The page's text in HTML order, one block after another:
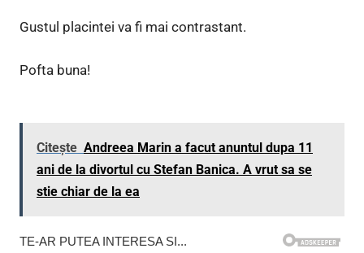
Gustul placintei va fi mai contrastant.
Pofta buna!
Citește Andreea Marin a facut anuntul dupa 11
ani de la divortul cu Stefan Banica. A vrut sa se
stie chiar de la ea